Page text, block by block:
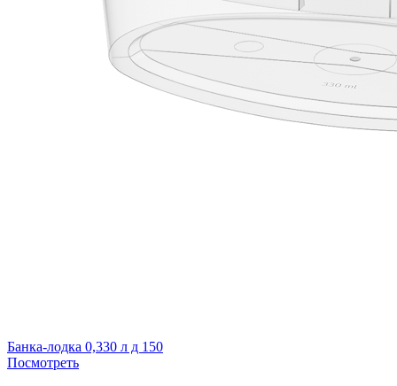
Банка-лодка 0,330 л д 150
Посмотреть